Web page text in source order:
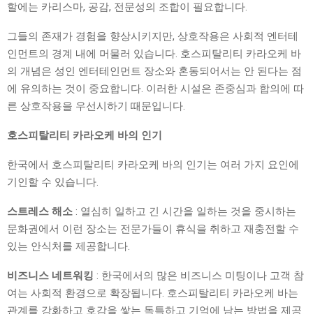
할에는 카리스마, 공감, 전문성의 조합이 필요합니다.
그들의 존재가 경험을 향상시키지만, 상호작용은 사회적 엔터테
인먼트의 경계 내에 머물러 있습니다. 호스피탈리티 카라오케 바
의 개념은 성인 엔터테인먼트 장소와 혼동되어서는 안 된다는 점
에 유의하는 것이 중요합니다. 이러한 시설은 존중심과 합의에 따
른 상호작용을 우선시하기 때문입니다.
호스피탈리티 카라오케 바의 인기
한국에서 호스피탈리티 카라오케 바의 인기는 여러 가지 요인에
기인할 수 있습니다.
스트레스 해소 : 열심히 일하고 긴 시간을 일하는 것을 중시하는
문화권에서 이런 장소는 전문가들이 휴식을 취하고 재충전할 수
있는 안식처를 제공합니다.
비즈니스 네트워킹 : 한국에서의 많은 비즈니스 미팅이나 고객 참
여는 사회적 환경으로 확장됩니다. 호스피탈리티 카라오케 바는
관계를 강화하고 호감을 쌓는 독특하고 기억에 남는 방법을 제공